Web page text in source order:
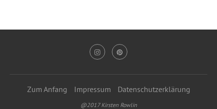
Zum Anfang Impressum Datenschutzerklärung
@2017 Kirsten Rowlin